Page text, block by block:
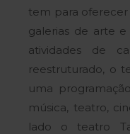
tem para oferecer
galerias de arte e
atividades de
reestruturado, o
uma
música, teatro,
lado o teatro